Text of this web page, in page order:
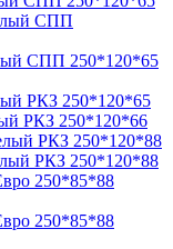
СПП
СПП 250*120*65
РКЗ 250*120*65
РКЗ 250*120*66
РКЗ 250*120*88
РКЗ 250*120*88
250*85*88
250*85*88